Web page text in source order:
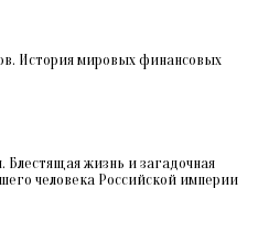
История мировых финансовых
Блестящая жизнь и загадочная
человека Российской империи